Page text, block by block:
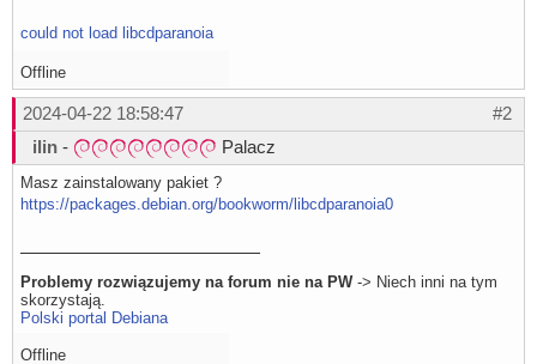
could not load libcdparanoia
Offline
#2
2024-04-22 18:58:47
ilin - Palacz
Masz zainstalowany pakiet ?
https://packages.debian.org/bookworm/libcdparanoia0
Problemy rozwiązujemy na forum nie na PW-> Niech inni na tym
skorzystają.
Polski portal Debiana
Offline